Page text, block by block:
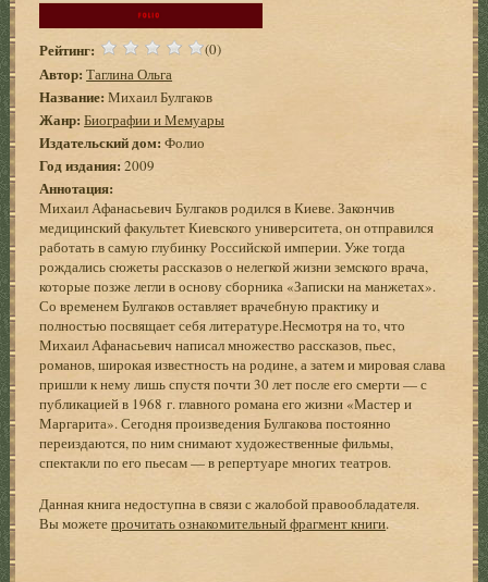
Рейтинг: (0)
Автор: Таглина Ольга
Название: Михаил Булгаков
Жанр: Биографии и Мемуары
Издательский дом: Фолио
Год издания:2009
Аннотация:
Михаил Афанасьевич Булгаков родился в Киеве. Закончив
медицинский факультет Киевского университета, он отправился
работать в самую глубинку Российской империи. Уже тогда
рождались сюжеты рассказов о нелегкой жизни земского врача,
которые позже легли в основу сборника «Записки на манжетах».
Со временем Булгаков оставляет врачебную практику и
полностью посвящает себя литературе.Несмотря на то, что
Михаил Афанасьевич написал множество рассказов, пьес,
романов, широкая известность на родине, а затем и мировая слава
пришли к нему лишь спустя почти 30 лет после его смерти — с
публикацией в 1968 г. главного романа его жизни «Мастер и
Маргарита». Сегодня произведения Булгакова постоянно
переиздаются, по ним снимают художественные фильмы,
спектакли по его пьесам — в репертуаре многих театров.
Данная книга недоступна в связи с жалобой правообладателя.
Вы можетепрочитать ознакомительный фрагмент книги.